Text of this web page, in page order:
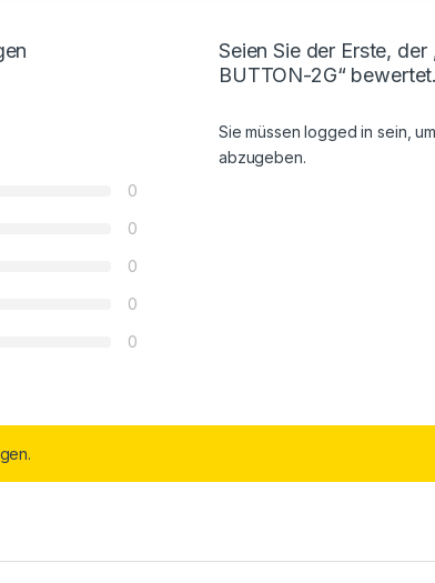
0
0
0
0
0
Seien Sie der Erste, der
BUTTON-2G“ bewertet.
Sie müssenlogged in sein,
abzugeben.